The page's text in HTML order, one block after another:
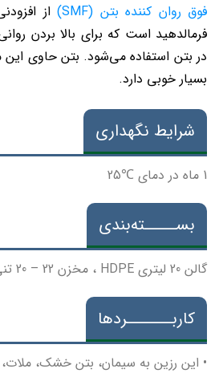
فوق روان کننده بتن (SMF)
از
فرمالدهید است که برای بالا بردن
در بتن استفاده می‌شود. بتن حاوی این
بسیار خوبی دارد.
شرایط نگهداری
1 ماه در دمای ℃25
بســـــته­‌بندی
گالن 20 لیتری HDPE ، مخزن 22 – 20 تنی فولاد ضدزنگ
کاربـــــــردها
• این رزین به سیمان، بتن خشک،